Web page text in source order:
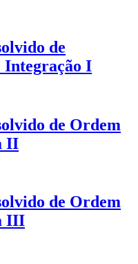
de
Integração I
de Ordem
II
de Ordem
III